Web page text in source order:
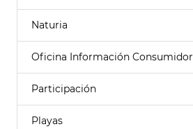
Naturia
Oficina Información Consumidor
Participación
Playas